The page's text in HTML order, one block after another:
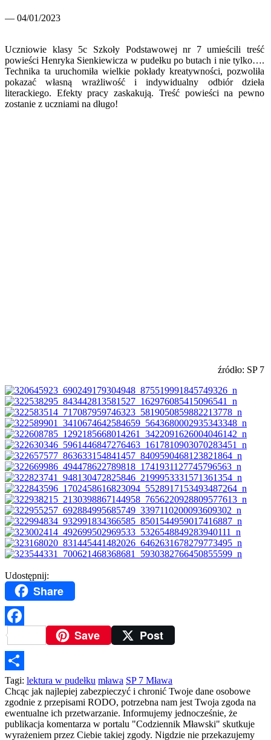
— 04/01/2023
Uczniowie klasy 5c Szkoły Podstawowej nr 7 umieścili treść
powieści Henryka Sienkiewicza w pudełku po butach i nie tylko….
Technika ta uruchomiła wielkie pokłady kreatywności, pozwoliła
pokazać własną wrażliwość i indywidualny odbiór dzieła
literackiego. Efekty pracy zaskakują. Treść powieści na pewno
zostanie z uczniami na długo!
źródło: SP 7
Udostępnij:
Share
FacebookSave Post
Podziel
się
Tagi: lektura w pudełku mława SP 7 Mława
Chcąc jak najlepiej zabezpieczyć i chronić Twoje dane osobowe
zgodnie z przepisami RODO, potrzebna nam jest Twoja zgoda na
ewentualne ich przetwarzanie. Informujemy jednocześnie, że
publikacja komentarza w portalu "Codziennik Mławski" skutkuje
wyrażeniem przez Ciebie takiej zgody. Nigdzie nie przekazujemy